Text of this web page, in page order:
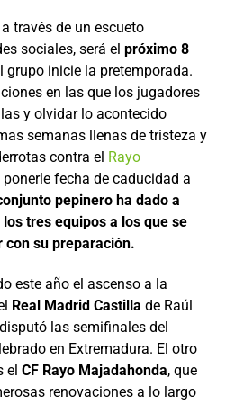
través de un escueto
sociales, será el próximo 8
grupo inicie la pretemporada.
en las que los jugadores
y olvidar lo acontecido
semanas llenas de tristeza y
contra el Rayo
ponerle fecha de caducidad a
pepinero ha dado a
tres equipos a los que se
su preparación.
este año el ascenso a la
Real Madrid Castilla de Raúl
las semifinales del
en Extremadura. El otro
el CF Rayo Majadahonda, que
renovaciones a lo largo